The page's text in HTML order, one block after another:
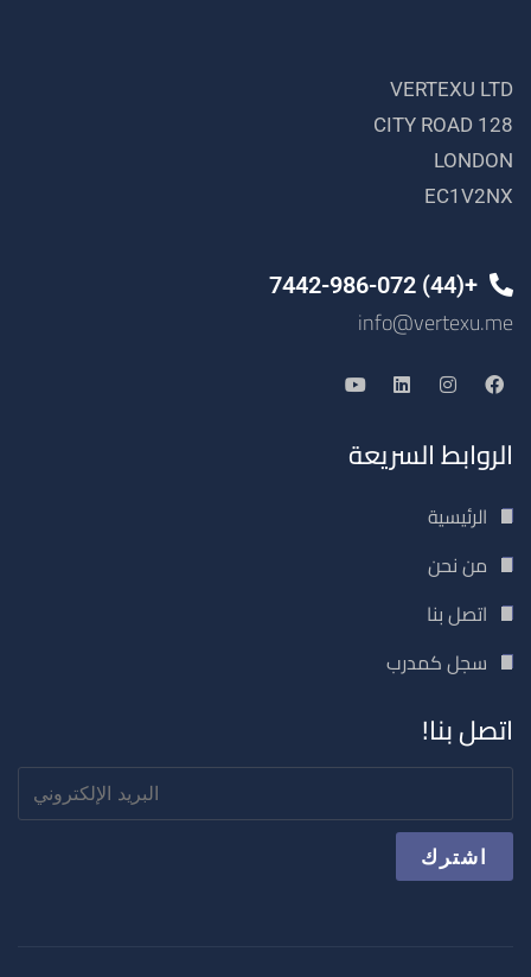
VERTEXU LTD
128 CITY ROAD
LONDON
EC1V2NX
+(44) 7442-986-072
info@vertexu.me
الروابط السريعة
الرئيسية
من نحن
اتصل بنا
سجل كمدرب
اتصل بنا!